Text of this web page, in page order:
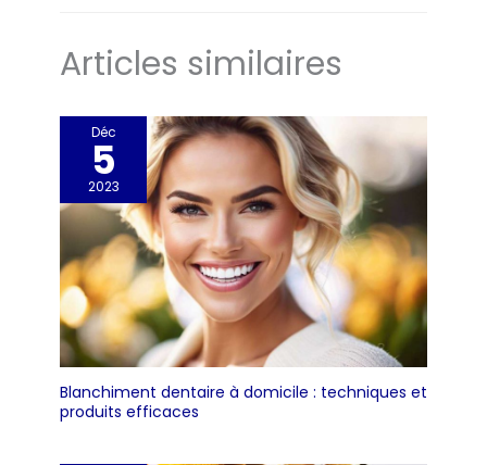
Articles similaires
Déc
5
2023
Blanchiment dentaire à domicile : techniques et
produits efficaces